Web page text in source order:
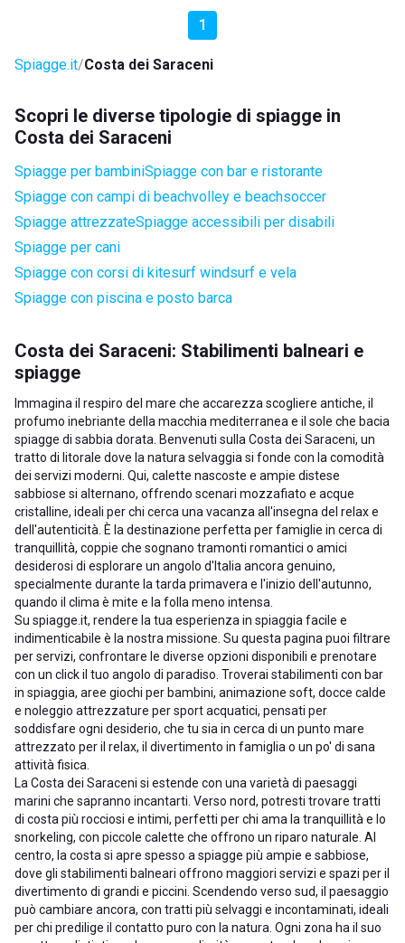
1
Spiagge.it Costa dei Saraceni
Scopri le diverse tipologie di spiagge in
Costa dei Saraceni
Spiagge per bambiniSpiagge con bar e ristorante
Spiagge con campi di beachvolley e beachsoccer
Spiagge attrezzateSpiagge accessibili per disabili
Spiagge per cani
Spiagge con corsi di kitesurf windsurf e vela
Spiagge con piscina e posto barca
Costa dei Saraceni: Stabilimenti balneari e
spiagge
Immagina il respiro del mare che accarezza scogliere antiche, il
profumo inebriante della macchia mediterranea e il sole che bacia
spiagge di sabbia dorata. Benvenuti sulla Costa dei Saraceni, un
tratto di litorale dove la natura selvaggia si fonde con la comodità
dei servizi moderni. Qui, calette nascoste e ampie distese
sabbiose si alternano, offrendo scenari mozzafiato e acque
cristalline, ideali per chi cerca una vacanza all'insegna del relax e
dell'autenticità. È la destinazione perfetta per famiglie in cerca di
tranquillità, coppie che sognano tramonti romantici o amici
desiderosi di esplorare un angolo d'Italia ancora genuino,
specialmente durante la tarda primavera e l'inizio dell'autunno,
quando il clima è mite e la folla meno intensa.
Su spiagge.it, rendere la tua esperienza in spiaggia facile e
indimenticabile è la nostra missione. Su questa pagina puoi filtrare
per servizi, confrontare le diverse opzioni disponibili e prenotare
con un click il tuo angolo di paradiso. Troverai stabilimenti con bar
in spiaggia, aree giochi per bambini, animazione soft, docce calde
e noleggio attrezzature per sport acquatici, pensati per
soddisfare ogni desiderio, che tu sia in cerca di un punto mare
attrezzato per il relax, il divertimento in famiglia o un po' di sana
attività fisica.
La Costa dei Saraceni si estende con una varietà di paesaggi
marini che sapranno incantarti. Verso nord, potresti trovare tratti
di costa più rocciosi e intimi, perfetti per chi ama la tranquillità e lo
snorkeling, con piccole calette che offrono un riparo naturale. Al
centro, la costa si apre spesso a spiagge più ampie e sabbiose,
dove gli stabilimenti balneari offrono maggiori servizi e spazi per il
divertimento di grandi e piccini. Scendendo verso sud, il paesaggio
può cambiare ancora, con tratti più selvaggi e incontaminati, ideali
per chi predilige il contatto puro con la natura. Ogni zona ha il suo